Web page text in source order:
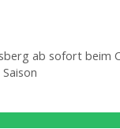
ab sofort beim